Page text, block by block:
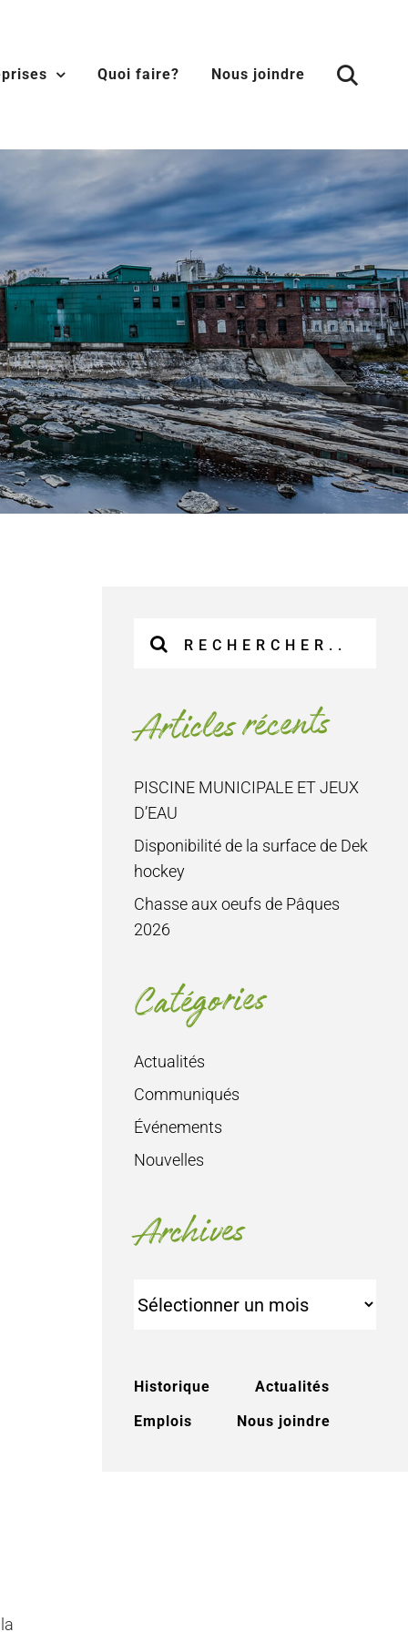
Quoi faire? Nous joindre
sur
:Articles récents
PISCINE MUNICIPALE ET JEUX
D’EAU
Disponibilité de la surface de Dek
hockey
Chasse aux oeufs de Pâques
2026
Catégories
Actualités
Communiqués
Événements
Nouvelles
Archives
Historique
Actualités
Emplois
Nous joindre